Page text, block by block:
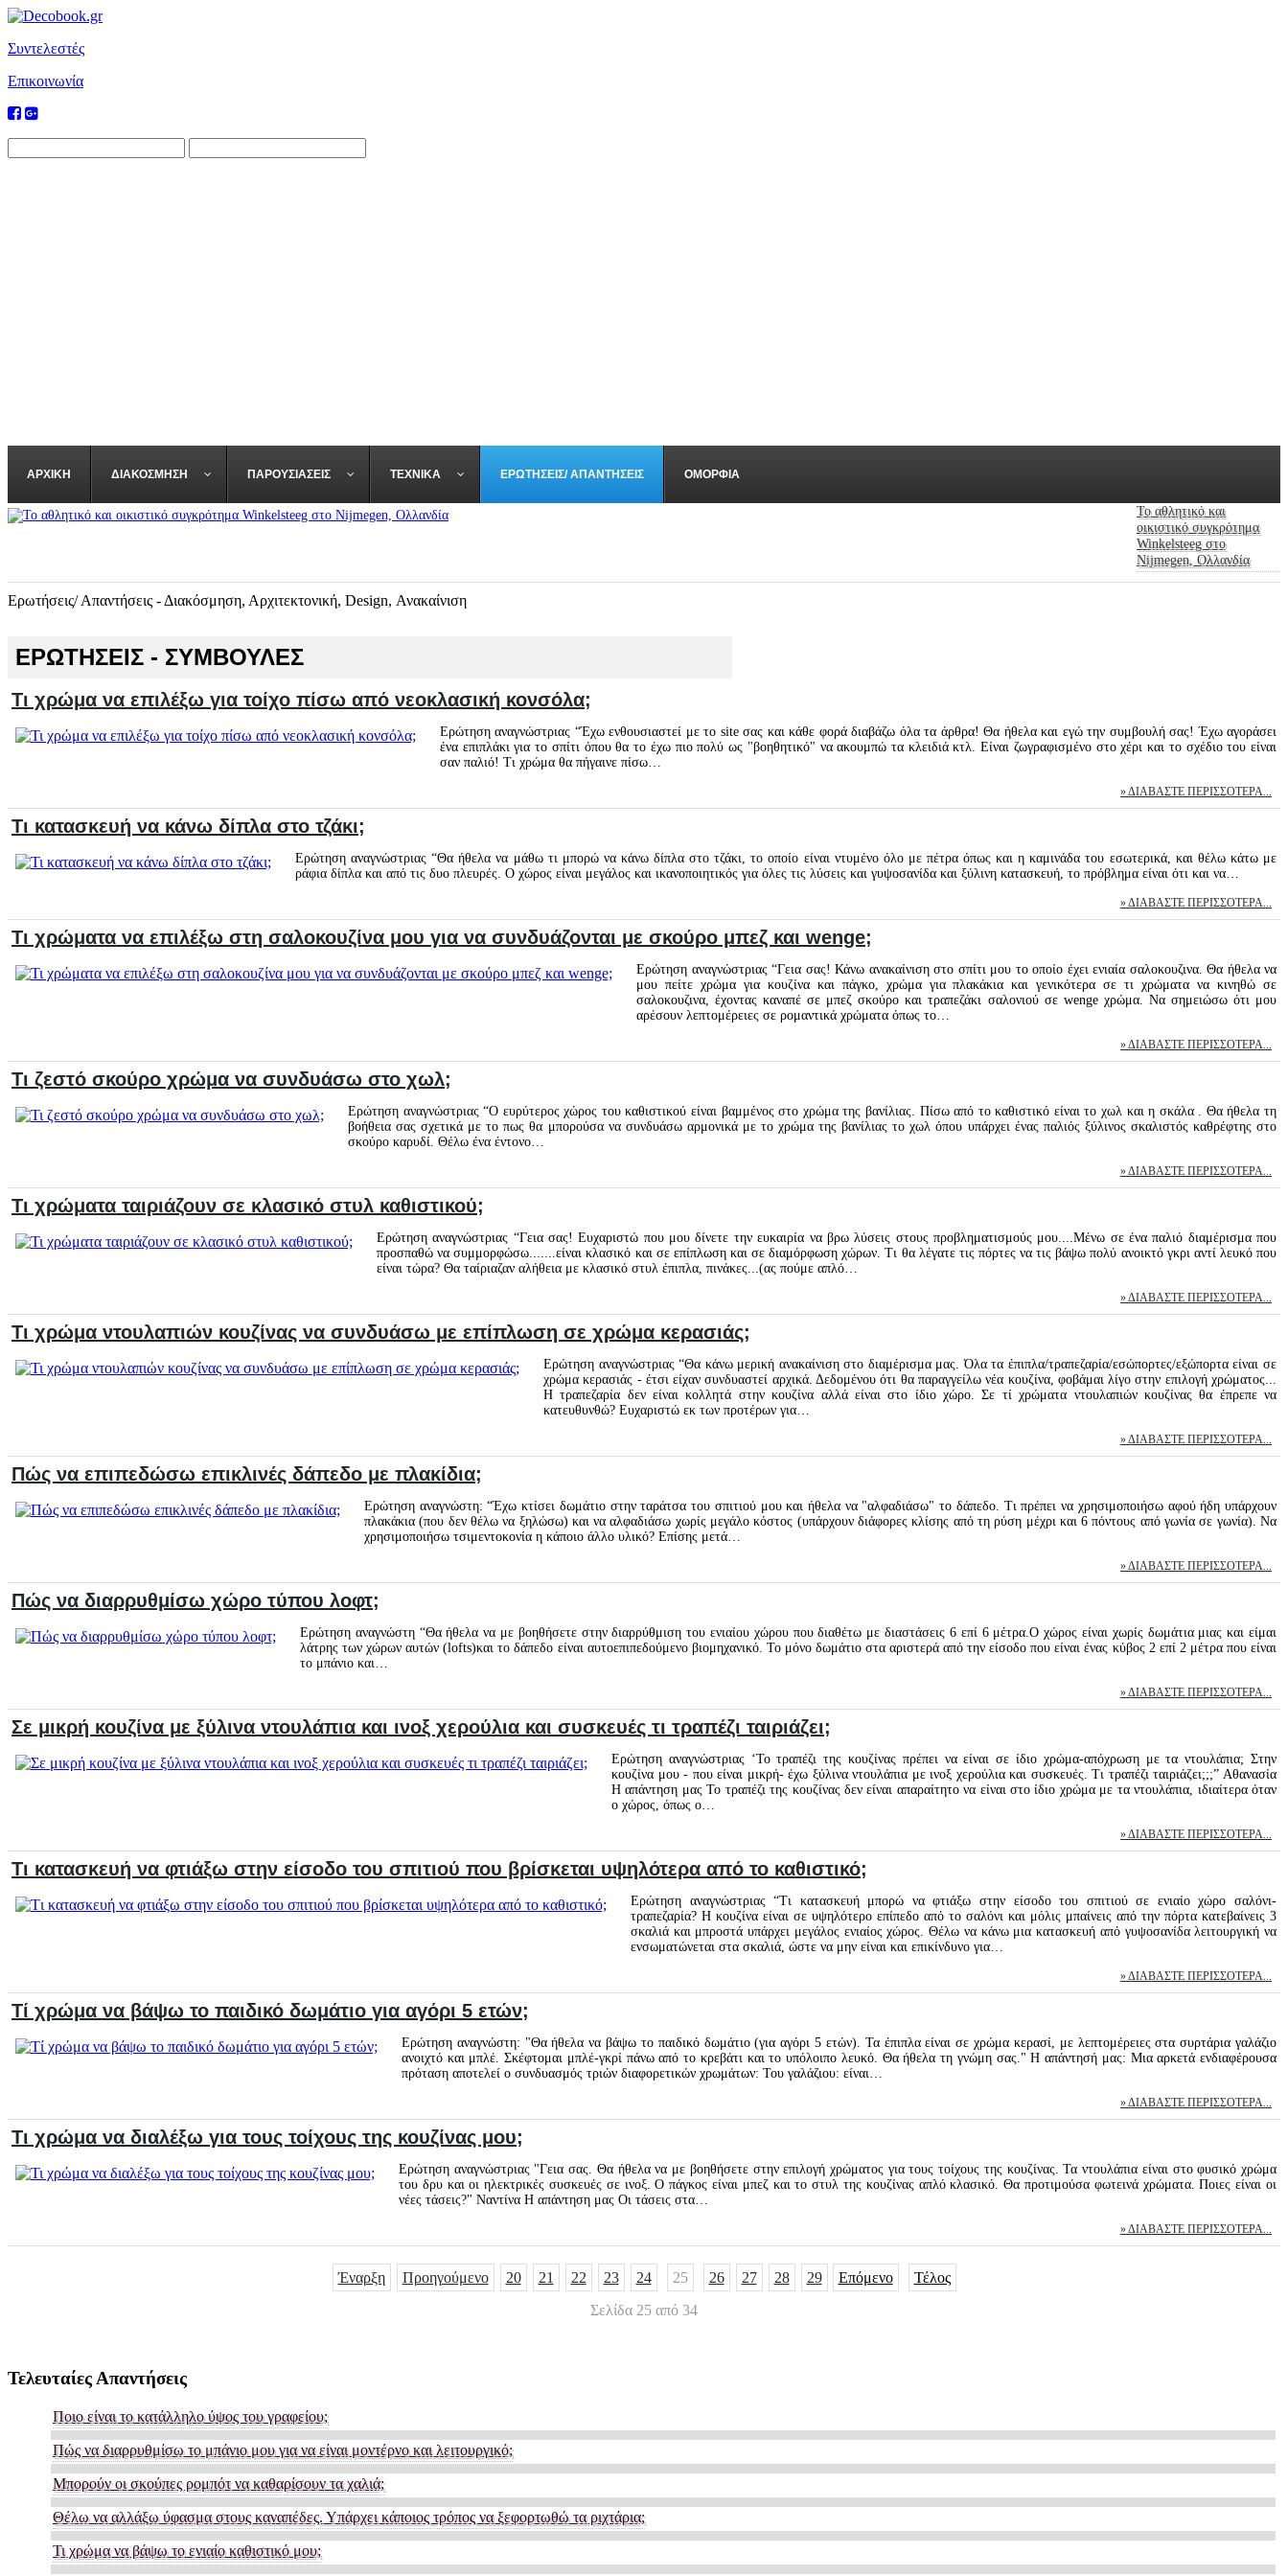
Συντελεστές
Επικοινωνία
ΑΡΧΙΚΉ ΔΙΑΚΌΣΜΗΣΗ ΠΑΡΟΥΣΙΆΣΕΙΣ ΤΕΧΝΙΚΆ ΕΡΩΤΉΣΕΙΣ/ ΑΠΑΝΤΉΣΕΙΣ ΟΜΟΡΦΙΆ
To αθλητικό και
οικιστικό συγκρότημα
Winkelsteeg στο
Nijmegen, Ολλανδία
Ερωτήσεις/ Απαντήσεις - Διακόσμηση, Αρχιτεκτονική, Design, Ανακαίνιση
ΕΡΩΤΗΣΕΙΣ - ΣΥΜΒΟΥΛΕΣ
Τι χρώμα να επιλέξω για τοίχο πίσω από νεοκλασική κονσόλα;
Ερώτηση αναγνώστριας “Έχω ενθουσιαστεί με το site σας και κάθε φορά διαβάζω όλα τα άρθρα! Θα ήθελα και εγώ την συμβουλή σας! Έχω αγοράσει
ένα επιπλάκι για το σπίτι όπου θα το έχω πιο πολύ ως "βοηθητικό" να ακουμπώ τα κλειδιά κτλ. Είναι ζωγραφισμένο στο χέρι και το σχέδιο του είναι
σαν παλιό! Τι χρώμα θα πήγαινε πίσω…
ΔΙΑΒΆΣΤΕ ΠΕΡΙΣΣΌΤΕΡΑ...
Τι κατασκευή να κάνω δίπλα στο τζάκι;
Ερώτηση αναγνώστριας “Θα ήθελα να μάθω τι μπορώ να κάνω δίπλα στο τζάκι, το οποίο είναι ντυμένο όλο με πέτρα όπως και η καμινάδα του εσωτερικά, και θέλω κάτω με
ράφια δίπλα και από τις δυο πλευρές. Ο χώρος είναι μεγάλος και ικανοποιητικός για όλες τις λύσεις και γυψοσανίδα και ξύλινη κατασκευή, το πρόβλημα είναι ότι και να…
ΔΙΑΒΆΣΤΕ ΠΕΡΙΣΣΌΤΕΡΑ...
Τι χρώματα να επιλέξω στη σαλοκουζίνα μου για να συνδυάζονται με σκούρο μπεζ και wenge;
Ερώτηση αναγνώστριας “Γεια σας! Κάνω ανακαίνιση στο σπίτι μου το οποίο έχει ενιαία σαλοκουζινα. Θα ήθελα να
μου πείτε χρώμα για κουζίνα και πάγκο, χρώμα για πλακάκια και γενικότερα σε τι χρώματα να κινηθώ σε
σαλοκουζινα, έχοντας καναπέ σε μπεζ σκούρο και τραπεζάκι σαλονιού σε wenge χρώμα. Να σημειώσω ότι μου
αρέσουν λεπτομέρειες σε ρομαντικά χρώματα όπως το…
ΔΙΑΒΆΣΤΕ ΠΕΡΙΣΣΌΤΕΡΑ...
Τι ζεστό σκούρο χρώμα να συνδυάσω στο χωλ;
Ερώτηση αναγνώστριας “Ο ευρύτερος χώρος του καθιστικού είναι βαμμένος στο χρώμα της βανίλιας. Πίσω από το καθιστικό είναι το χωλ και η σκάλα . Θα ήθελα τη
βοήθεια σας σχετικά με το πως θα μπορούσα να συνδυάσω αρμονικά με το χρώμα της βανίλιας το χωλ όπου υπάρχει ένας παλιός ξύλινος σκαλιστός καθρέφτης στο
σκούρο καρυδί. Θέλω ένα έντονο…
ΔΙΑΒΆΣΤΕ ΠΕΡΙΣΣΌΤΕΡΑ...
Τι χρώματα ταιριάζουν σε κλασικό στυλ καθιστικού;
Ερώτηση αναγνώστριας “Γεια σας! Ευχαριστώ που μου δίνετε την ευκαιρία να βρω λύσεις στους προβληματισμούς μου....Μένω σε ένα παλιό διαμέρισμα που
προσπαθώ να συμμορφώσω.......είναι κλασικό και σε επίπλωση και σε διαμόρφωση χώρων. Τι θα λέγατε τις πόρτες να τις βάψω πολύ ανοικτό γκρι αντί λευκό που
είναι τώρα? Θα ταίριαζαν αλήθεια με κλασικό στυλ έπιπλα, πινάκες...(ας πούμε απλό…
ΔΙΑΒΆΣΤΕ ΠΕΡΙΣΣΌΤΕΡΑ...
Τι χρώμα ντουλαπιών κουζίνας να συνδυάσω με επίπλωση σε χρώμα κερασιάς;
Ερώτηση αναγνώστριας “Θα κάνω μερική ανακαίνιση στο διαμέρισμα μας. Όλα τα έπιπλα/τραπεζαρία/εσώπορτες/εξώπορτα είναι σε
χρώμα κερασιάς - έτσι είχαν συνδυαστεί αρχικά. Δεδομένου ότι θα παραγγείλω νέα κουζίνα, φοβάμαι λίγο στην επιλογή χρώματος...
Η τραπεζαρία δεν είναι κολλητά στην κουζίνα αλλά είναι στο ίδιο χώρο. Σε τί χρώματα ντουλαπιών κουζίνας θα έπρεπε να
κατευθυνθώ? Ευχαριστώ εκ των προτέρων για…
ΔΙΑΒΆΣΤΕ ΠΕΡΙΣΣΌΤΕΡΑ...
Πώς να επιπεδώσω επικλινές δάπεδο με πλακίδια;
Ερώτηση αναγνώστη: “Έχω κτίσει δωμάτιο στην ταράτσα του σπιτιού μου και ήθελα να "αλφαδιάσω" το δάπεδο. Τι πρέπει να χρησιμοποιήσω αφού ήδη υπάρχουν
πλακάκια (που δεν θέλω να ξηλώσω) και να αλφαδιάσω χωρίς μεγάλο κόστος (υπάρχουν διάφορες κλίσης από τη ρύση μέχρι και 6 πόντους από γωνία σε γωνία). Να
χρησιμοποιήσω τσιμεντοκονία η κάποιο άλλο υλικό? Επίσης μετά…
ΔΙΑΒΆΣΤΕ ΠΕΡΙΣΣΌΤΕΡΑ...
Πώς να διαρρυθμίσω χώρο τύπου λοφτ;
Ερώτηση αναγνώστη “Θα ήθελα να με βοηθήσετε στην διαρρύθμιση του ενιαίου χώρου που διαθέτω με διαστάσεις 6 επί 6 μέτρα.Ο χώρος είναι χωρίς δωμάτια μιας και είμαι
λάτρης των χώρων αυτών (lofts)και το δάπεδο είναι αυτοεπιπεδούμενο βιομηχανικό. Το μόνο δωμάτιο στα αριστερά από την είσοδο που είναι ένας κύβος 2 επί 2 μέτρα που είναι
το μπάνιο και…
ΔΙΑΒΆΣΤΕ ΠΕΡΙΣΣΌΤΕΡΑ...
Σε μικρή κουζίνα με ξύλινα ντουλάπια και ινοξ χερούλια και συσκευές τι τραπέζι ταιριάζει;
Ερώτηση αναγνώστριας ‘Το τραπέζι της κουζίνας πρέπει να είναι σε ίδιο χρώμα-απόχρωση με τα ντουλάπια; Στην
κουζίνα μου - που είναι μικρή- έχω ξύλινα ντουλάπια με ινοξ χερούλια και συσκευές. Τι τραπέζι ταιριάζει;;;” Αθανασία
Η απάντηση μας Το τραπέζι της κουζίνας δεν είναι απαραίτητο να είναι στο ίδιο χρώμα με τα ντουλάπια, ιδιαίτερα όταν
ο χώρος, όπως ο…
ΔΙΑΒΆΣΤΕ ΠΕΡΙΣΣΌΤΕΡΑ...
Tι κατασκευή να φτιάξω στην είσοδο του σπιτιού που βρίσκεται υψηλότερα από το καθιστικό;
Ερώτηση αναγνώστριας “Τι κατασκευή μπορώ να φτιάξω στην είσοδο του σπιτιού σε ενιαίο χώρο σαλόνι-
τραπεζαρία? Η κουζίνα είναι σε υψηλότερο επίπεδο από το σαλόνι και μόλις μπαίνεις από την πόρτα κατεβαίνεις 3
σκαλιά και μπροστά υπάρχει μεγάλος ενιαίος χώρος. Θέλω να κάνω μια κατασκευή από γυψοσανίδα λειτουργική να
ενσωματώνεται στα σκαλιά, ώστε να μην είναι και επικίνδυνο για…
ΔΙΑΒΆΣΤΕ ΠΕΡΙΣΣΌΤΕΡΑ...
Τί χρώμα να βάψω το παιδικό δωμάτιο για αγόρι 5 ετών;
Ερώτηση αναγνώστη: "Θα ήθελα να βάψω το παιδικό δωμάτιο (για αγόρι 5 ετών). Τα έπιπλα είναι σε χρώμα κερασί, με λεπτομέρειες στα συρτάρια γαλάζιο
ανοιχτό και μπλέ. Σκέφτομαι μπλέ-γκρί πάνω από το κρεβάτι και το υπόλοιπο λευκό. Θα ήθελα τη γνώμη σας." Η απάντησή μας: Μια αρκετά ενδιαφέρουσα
πρόταση αποτελεί ο συνδυασμός τριών διαφορετικών χρωμάτων: Του γαλάζιου: είναι…
ΔΙΑΒΆΣΤΕ ΠΕΡΙΣΣΌΤΕΡΑ...
Τι χρώμα να διαλέξω για τους τοίχους της κουζίνας μου;
Ερώτηση αναγνώστριας "Γεια σας. Θα ήθελα να με βοηθήσετε στην επιλογή χρώματος για τους τοίχους της κουζίνας. Τα ντουλάπια είναι στο φυσικό χρώμα
του δρυ και οι ηλεκτρικές συσκευές σε ινοξ. Ο πάγκος είναι μπεζ και το στυλ της κουζίνας απλό κλασικό. Θα προτιμούσα φωτεινά χρώματα. Ποιες είναι οι
νέες τάσεις?" Ναντίνα Η απάντηση μας Οι τάσεις στα…
ΔΙΑΒΆΣΤΕ ΠΕΡΙΣΣΌΤΕΡΑ...
Έναρξη Προηγούμενο 20 21 22 23 24 25 26 27 28 29 Επόμενο
Τέλος
Σελίδα 25 από 34
Τελευταίες Απαντήσεις
Ποιο είναι το κατάλληλο ύψος του γραφείου;
Πώς να διαρρυθμίσω το μπάνιο μου για να είναι μοντέρνο και λειτουργικό;
Μπορούν οι σκούπες ρομπότ να καθαρίσουν τα χαλιά;
Θέλω να αλλάξω ύφασμα στους καναπέδες. Υπάρχει κάποιος τρόπος να ξεφορτωθώ τα ριχτάρια;
Τι χρώμα να βάψω το ενιαίο καθιστικό μου;